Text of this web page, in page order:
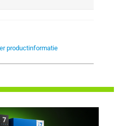
productinformatie